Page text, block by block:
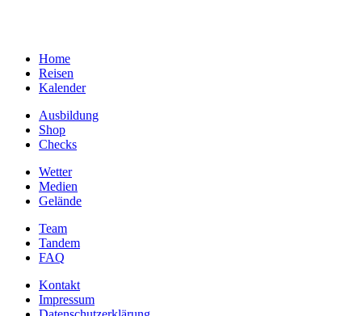
Home
Reisen
Kalender
Ausbildung
Shop
Checks
Wetter
Medien
Gelände
Team
Tandem
FAQ
Kontakt
Impressum